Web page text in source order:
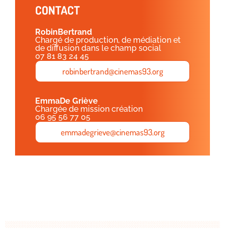
CONTACT
Robin Bertrand
Chargé de production, de médiation et
de diffusion dans le champ social
07 81 83 24 45
robinbertrand@cinemas93.org
EmmaDe Griève
Chargée de mission création
06 95 56 77 05
emmadegrieve@cinemas93.org